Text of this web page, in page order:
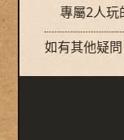
專屬2人玩
如有其他疑